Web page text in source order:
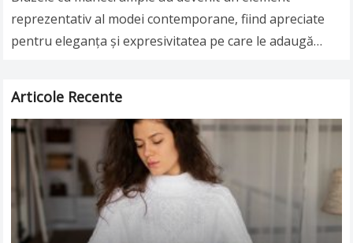
reprezentativ al modei contemporane, fiind apreciate
pentru eleganța și expresivitatea pe care le adaugă
Articole Recente